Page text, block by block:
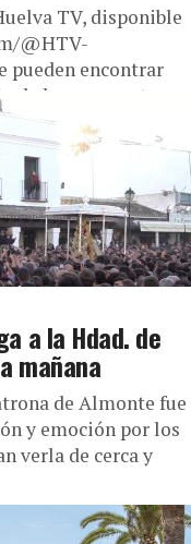
TV, disponible
@HTV-
pueden encontrar
de los momentos
a la Hdad. de
mañana
de Almonte fue
y emoción por los
verla de cerca y